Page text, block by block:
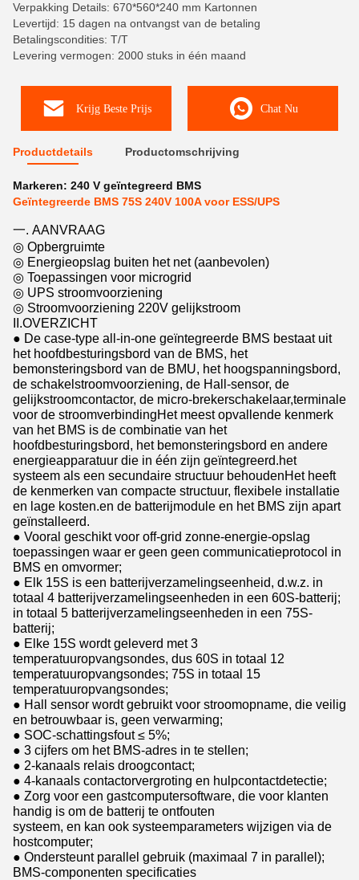
Verpakking Details: 670*560*240 mm Kartonnen
Levertijd: 15 dagen na ontvangst van de betaling
Betalingscondities: T/T
Levering vermogen: 2000 stuks in één maand
Krijg Beste Prijs Chat Nu
Productdetails Productomschrijving
Markeren: 240 V geïntegreerd BMS
Geïntegreerde BMS 75S 240V 100A voor ESS/UPS
一. AANVRAAG
◎ Opbergruimte
◎ Energieopslag buiten het net (aanbevolen)
◎ Toepassingen voor microgrid
◎ UPS stroomvoorziening
◎ Stroomvoorziening 220V gelijkstroom
II.OVERZICHT
● De case-type all-in-one geïntegreerde BMS bestaat uit
het hoofdbesturingsbord van de BMS, het
bemonsteringsbord van de BMU, het hoogspanningsbord,
de schakelstroomvoorziening, de Hall-sensor, de
gelijkstroomcontactor, de micro-brekerschakelaar,terminale
voor de stroomverbindingHet meest opvallende kenmerk
van het BMS is de combinatie van het
hoofdbesturingsbord, het bemonsteringsbord en andere
energieapparatuur die in één zijn geïntegreerd.het
systeem als een secundaire structuur behoudenHet heeft
de kenmerken van compacte structuur, flexibele installatie
en lage kosten.en de batterijmodule en het BMS zijn apart
geïnstalleerd.
● Vooral geschikt voor off-grid zonne-energie-opslag
toepassingen waar er geen geen communicatieprotocol in
BMS en omvormer;
● Elk 15S is een batterijverzamelingseenheid, d.w.z. in
totaal 4 batterijverzamelingseenheden in een 60S-batterij;
in totaal 5 batterijverzamelingseenheden in een 75S-
batterij;
● Elke 15S wordt geleverd met 3
temperatuuropvangsondes, dus 60S in totaal 12
temperatuuropvangsondes; 75S in totaal 15
temperatuuropvangsondes;
● Hall sensor wordt gebruikt voor stroomopname, die veilig
en betrouwbaar is, geen verwarming;
● SOC-schattingsfout ≤ 5%;
● 3 cijfers om het BMS-adres in te stellen;
● 2-kanaals relais droogcontact;
● 4-kanaals contactorvergroting en hulpcontactdetectie;
● Zorg voor een gastcomputersoftware, die voor klanten
handig is om de batterij te ontfouten
systeem, en kan ook systeemparameters wijzigen via de
hostcomputer;
● Ondersteunt parallel gebruik (maximaal 7 in parallel);
BMS-componenten specificaties